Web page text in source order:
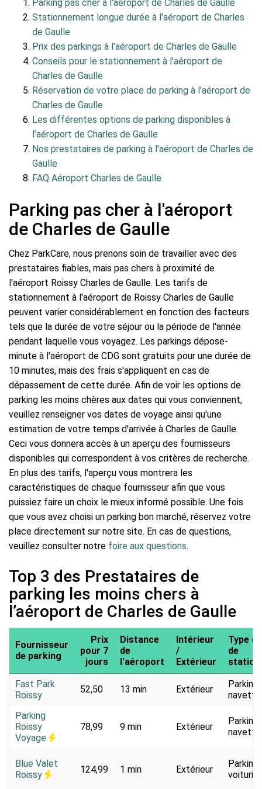
Parking pas cher à l'aéroport de Charles de Gaulle
Stationnement longue durée à l'aéroport de Charles
de Gaulle
Prix des parkings à l’aéroport de Charles de Gaulle
Conseils pour le stationnement à l’aéroport de
Charles de Gaulle
Réservation de votre place de parking à l’aéroport de
Charles de Gaulle
Les différentes options de parking disponibles à
l’aéroport de Charles de Gaulle
Nos prestataires de parking à l'aéroport de Charles de
Gaulle
FAQ Aéroport Charles de Gaulle
Parking pas cher à l'aéroport
de Charles de Gaulle
Chez ParkCare, nous prenons soin de travailler avec des
prestataires fiables, mais pas chers à proximité de
l'aéroport Roissy Charles de Gaulle. Les tarifs de
stationnement à l'aéroport de Roissy Charles de Gaulle
peuvent varier considérablement en fonction des facteurs
tels que la durée de votre séjour ou la période de l'année
pendant laquelle vous voyagez. Les parkings dépose-
minute à l'aéroport de CDG sont gratuits pour une durée de
10 minutes, mais des frais s'appliquent en cas de
dépassement de cette durée. Afin de voir les options de
parking les moins chères aux dates qui vous conviennent,
veuillez renseigner vos dates de voyage ainsi qu'une
estimation de votre temps d'arrivée à Charles de Gaulle.
Ceci vous donnera accès à un aperçu des fournisseurs
disponibles qui correspondent à vos critères de recherche.
En plus des tarifs, l'aperçu vous montrera les
caractéristiques de chaque fournisseur afin que vous
puissiez faire un choix le mieux informé possible. Une fois
que vous avez choisi un parking bon marché, réservez votre
place directement sur notre site. En cas de questions,
veuillez consulter notre foire aux questions.
Top 3 des Prestataires de
parking les moins chers à
l’aéroport de Charles de Gaulle
Fournisseur
de parking
Prix
pour 7
jours
Distance
de
l'aéroport
Intérieur
/
Extérieur
Type
de
Fast Park
Roissy
52,50 13 min Extérieur
Parking
navette
Parking
Roissy
Voyage
78,99 9 min Extérieur
Parking
navette
Blue Valet
Roissy
124,99 1 min Extérieur
Parking
voiturier